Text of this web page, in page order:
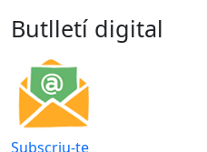
Butlletí digital
Subscriu-te